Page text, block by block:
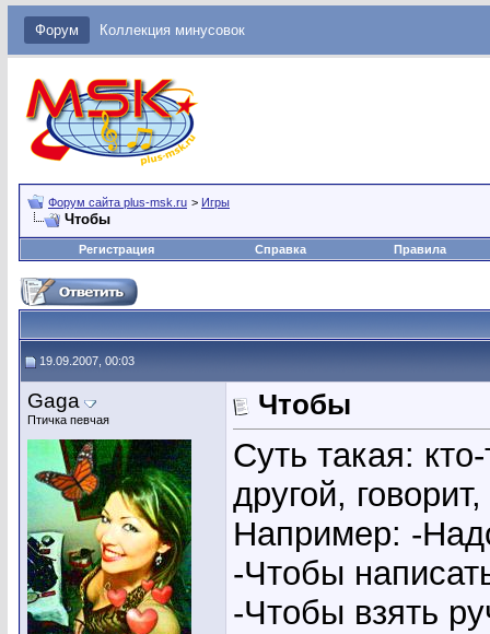
Форум Коллекция минусовок
Форум сайта plus-msk.ru > Игры
Чтобы
Регистрация Справка Правила
19.09.2007, 00:03
Gaga
Птичка певчая Чтобы
Суть такая:
другой,
Например: -
-Чтобы
-Чтобы взять